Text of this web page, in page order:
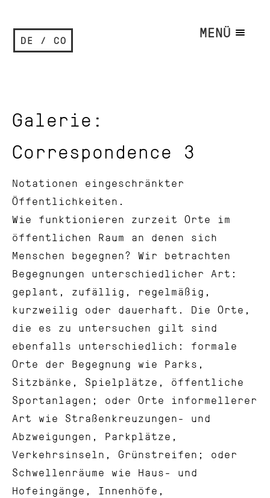
DE / CO MENÜ
Galerie:
Correspondence 3
Notationen eingeschränkter
Öffentlichkeiten.
Wie funktionieren zurzeit Orte im
öffentlichen Raum an denen sich
Menschen begegnen? Wir betrachten
Begegnungen unterschiedlicher Art:
geplant, zufällig, regelmäßig,
kurzweilig oder dauerhaft. Die Orte,
die es zu untersuchen gilt sind
ebenfalls unterschiedlich: formale
Orte der Begegnung wie Parks,
Sitzbänke, Spielplätze, öffentliche
Sportanlagen; oder Orte informellerer
Art wie Straßenkreuzungen- und
Abzweigungen, Parkplätze,
Verkehrsinseln, Grünstreifen; oder
Schwellenräume wie Haus- und
Hofeingänge, Innenhöfe,